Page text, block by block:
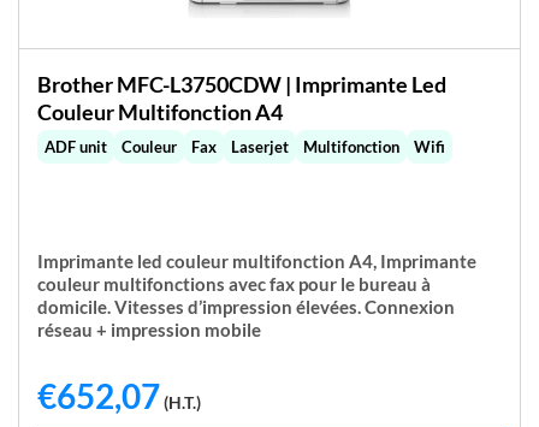
Brother MFC-L3750CDW | Imprimante Led
Couleur Multifonction A4
ADF unit Couleur Fax Laserjet Multifonction Wifi
Imprimante led couleur multifonction A4, Imprimante
couleur multifonctions avec fax pour le bureau à
domicile. Vitesses d’impression élevées. Connexion
réseau + impression mobile
€652,07(H.T.)